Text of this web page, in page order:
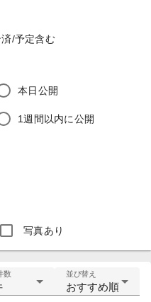
/予定含む
本日公開
1週間以内に公開
写真あり
数 並び替え
おすすめ順